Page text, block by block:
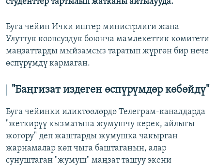
студенттер тартылып жатканы айтылууда.
Буга чейин Ички иштер министрлиги жана
Улуттук коопсуздук боюнча мамлекеттик комитети
маңзаттарды мыйзамсыз таратып жүргөн бир нече
өспүрүмдү кармаган.
"Баңгизат издеген өспүрүмдөр көбөйдү"
Буга чейинки иликтөөлөрдө Телеграм-каналдарда
"жеткирүү кызматына жумушчу керек, айлыгы
жогору" деп жаштарды жумушка чакырган
жарнамалар көп чыга баштаганын, алар
сунуштаган "жумуш" маңзат ташуу экени